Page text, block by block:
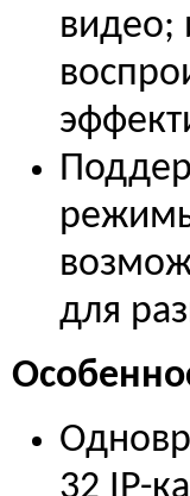
видео;
для
32 IP-